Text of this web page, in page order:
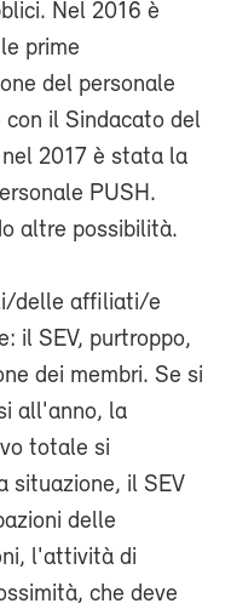
Nel 2016 è
prime
del personale
con il Sindacato del
2017 è stata la
PUSH.
altre possibilità.
delle affiliati/e
il SEV, purtroppo,
dei membri. Se si
all'anno, la
totale si
situazione, il SEV
delle
l'attività di
che deve